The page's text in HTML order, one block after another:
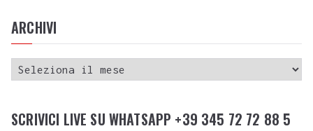
ARCHIVI
SCRIVICI LIVE SU WHATSAPP +39 345 72 72 88 5